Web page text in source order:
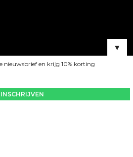
All Rights Reserved.
▼
nieuwsbrief en krijg 10% korting
chaty